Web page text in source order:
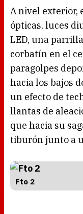
A nivel exterior,
ópticas, luces
LED, una
corbatín en el
paragolpes
hacia los bajos
un efecto de
llantas de
que hacia su
tiburón junto a
Fto 2